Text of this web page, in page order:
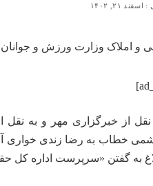
۲۱, ۱۴۰۲
نقل از خبرگزاری مهر و به
خطاب به رضا زندی خواری
به گفتن «سرپرست اداره